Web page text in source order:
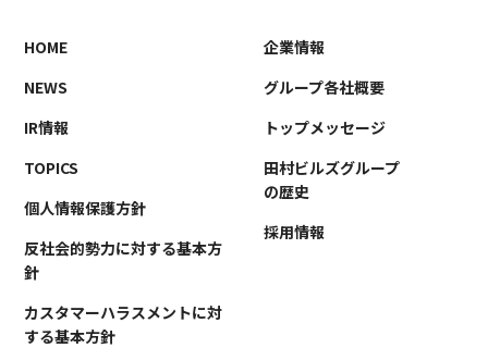
HOME
NEWS
IR情報
TOPICS
個人情報保護方針
反社会的勢力に対する基本方
針
カスタマーハラスメントに対
する基本方針
企業情報
グループ各社概要
トップメッセージ
田村ビルズグループ
の歴史
採用情報